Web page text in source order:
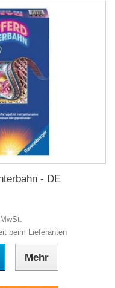
- DE
beim Lieferanten
Mehr